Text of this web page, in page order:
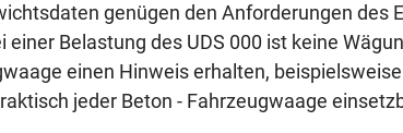
genügen den Anforderungen des
Belastung des UDS 000 ist keine
einen Hinweis erhalten,
jeder Beton - Fahrzeugwaage